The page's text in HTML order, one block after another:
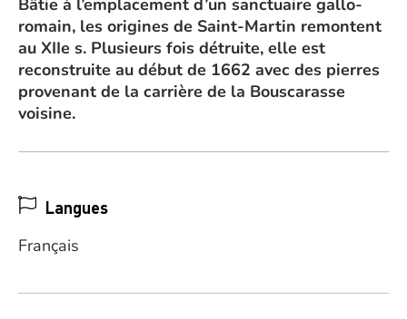
Bâtie à l’emplacement d’un sanctuaire gallo-
romain, les origines de Saint-Martin remontent
au XIIe s. Plusieurs fois détruite, elle est
reconstruite au début de 1662 avec des pierres
provenant de la carrière de la Bouscarasse
voisine.
Langues
Français